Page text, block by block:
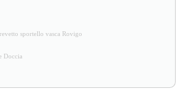
sportello vasca Rovigo
Doccia